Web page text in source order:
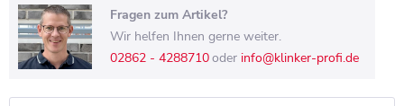
Fragen zum Artikel?
Wir helfen Ihnen gerne weiter.
02862 - 4288710oder info@klinker-profi.de